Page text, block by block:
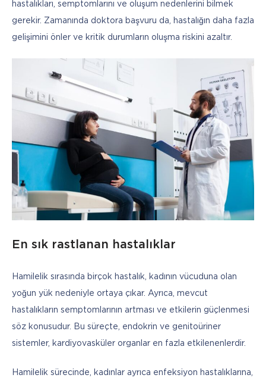
hastalıkları, semptomlarını ve oluşum nedenlerini bilmek
gerekir. Zamanında doktora başvuru da, hastalığın daha fazla
gelişimini önler ve kritik durumların oluşma riskini azaltır.
En sık rastlanan hastalıklar
Hamilelik sırasında birçok hastalık, kadının vücuduna olan
yoğun yük nedeniyle ortaya çıkar. Ayrıca, mevcut
hastalıkların semptomlarının artması ve etkilerin güçlenmesi
söz konusudur. Bu süreçte, endokrin ve genitoüriner
sistemler, kardiyovasküler organlar en fazla etkilenenlerdir.
Hamilelik sürecinde, kadınlar ayrıca enfeksiyon hastalıklarına,